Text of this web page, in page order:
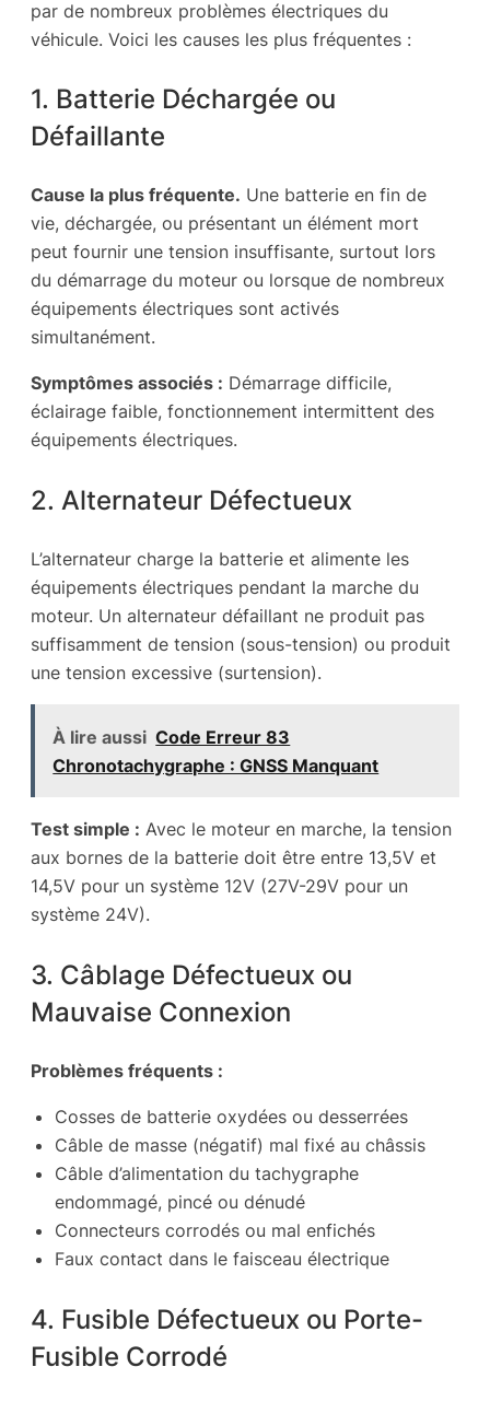
par de nombreux problèmes électriques du
véhicule. Voici les causes les plus fréquentes :
1. Batterie Déchargée ou
Défaillante
Cause la plus fréquente. Une batterie en fin de
vie, déchargée, ou présentant un élément mort
peut fournir une tension insuffisante, surtout lors
du démarrage du moteur ou lorsque de nombreux
équipements électriques sont activés
simultanément.
Symptômes associés : Démarrage difficile,
éclairage faible, fonctionnement intermittent des
équipements électriques.
2. Alternateur Défectueux
L’alternateur charge la batterie et alimente les
équipements électriques pendant la marche du
moteur. Un alternateur défaillant ne produit pas
suffisamment de tension (sous-tension) ou produit
une tension excessive (surtension).
À lire aussi Code Erreur 83
Chronotachygraphe : GNSS Manquant
Test simple : Avec le moteur en marche, la tension
aux bornes de la batterie doit être entre 13,5V et
14,5V pour un système 12V (27V-29V pour un
système 24V).
3. Câblage Défectueux ou
Mauvaise Connexion
Problèmes fréquents :
Cosses de batterie oxydées ou desserrées
Câble de masse (négatif) mal fixé au châssis
Câble d’alimentation du tachygraphe
endommagé, pincé ou dénudé
Connecteurs corrodés ou mal enfichés
Faux contact dans le faisceau électrique
4. Fusible Défectueux ou Porte-
Fusible Corrodé